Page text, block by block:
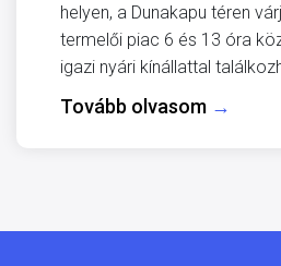
helyen, a Dunakapu téren
termelői piac 6 és 13 óra
igazi nyári kínállattal
Tovább olvasom →